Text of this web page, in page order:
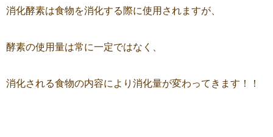
消化酵素は食物を消化する際に使用されますが、
酵素の使用量は常に一定ではなく、
消化される食物の内容により消化量が変わってきます！！